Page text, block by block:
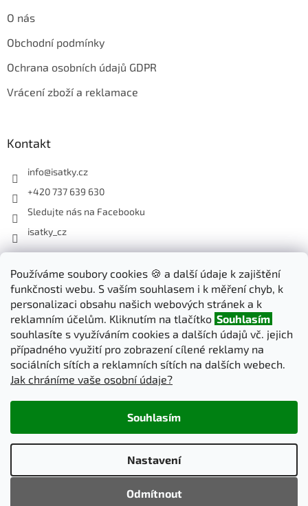
Používáme soubory cookies 🍪 a další údaje k zajištění
funkčnosti webu. S vaším souhlasem i k měření chyb, k
personalizaci obsahu našich webových stránek a k
reklamním účelům. Kliknutím na tlačítko Souhlasím
souhlasíte s využíváním cookies a dalších údajů vč. jejich
případného využití pro zobrazení cílené reklamy na
sociálních sítích a reklamních sítích na dalších webech.
Jak chráníme vaše osobní údaje?
Nastavení
Odmítnout
Souhlasím
O nás
Obchodní podmínky
Ochrana osobních údajů GDPR
Vrácení zboží a reklamace
Kontakt
info@isatky.cz
+420 737 639 630
Sledujte nás na Facebooku
isatky_cz
Odebírat newsletter
Vložte svůj e-mail a my vám budeme zasílat informace o nových
produktech na našem e-shopu.
E-mail
PŘIHLÁSIT SE
nastavení cookies